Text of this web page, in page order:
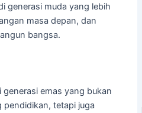
generasi muda yang lebih
masa depan, dan
bangsa.
generasi emas yang bukan
pendidikan, tetapi juga